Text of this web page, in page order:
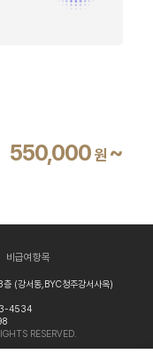
550,000 원 ~
비급여항목
(강서동,BYC청주강서사옥)
4534
RESERVED.